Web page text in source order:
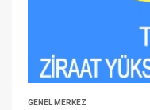
GENEL MERKEZ